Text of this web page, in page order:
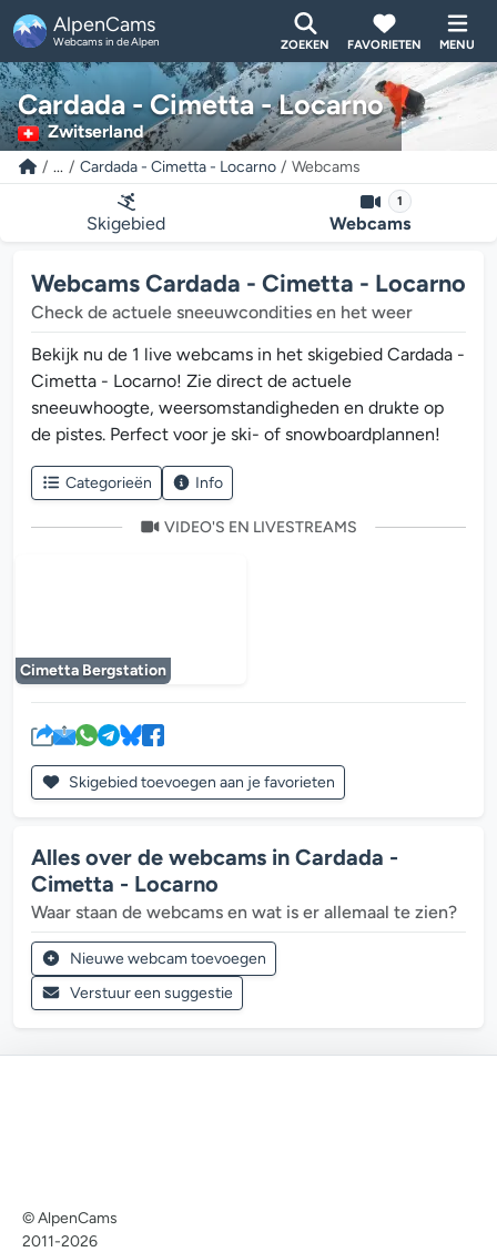
AlpenCams
Webcams in de Alpen ZOEKEN FAVORIETEN MENU
Cardada - Cimetta - Locarno
Zwitserland
... Cardada - Cimetta - Locarno Webcams
Skigebied
1
Webcams
Webcams Cardada - Cimetta - Locarno
Check de actuele sneeuwcondities en het weer
Bekijk nu de 1 live webcams in het skigebied Cardada -
Cimetta - Locarno! Zie direct de actuele
sneeuwhoogte, weersomstandigheden en drukte op
de pistes. Perfect voor je ski- of snowboardplannen!
Categorieën Info
VIDEO'S EN LIVESTREAMS
Cimetta Bergstation
Skigebied toevoegen aan je favorieten
Alles over de webcams in Cardada -
Cimetta - Locarno
Waar staan de webcams en wat is er allemaal te zien?
Nieuwe webcam toevoegen
Verstuur een suggestie
© AlpenCams
2011-2026